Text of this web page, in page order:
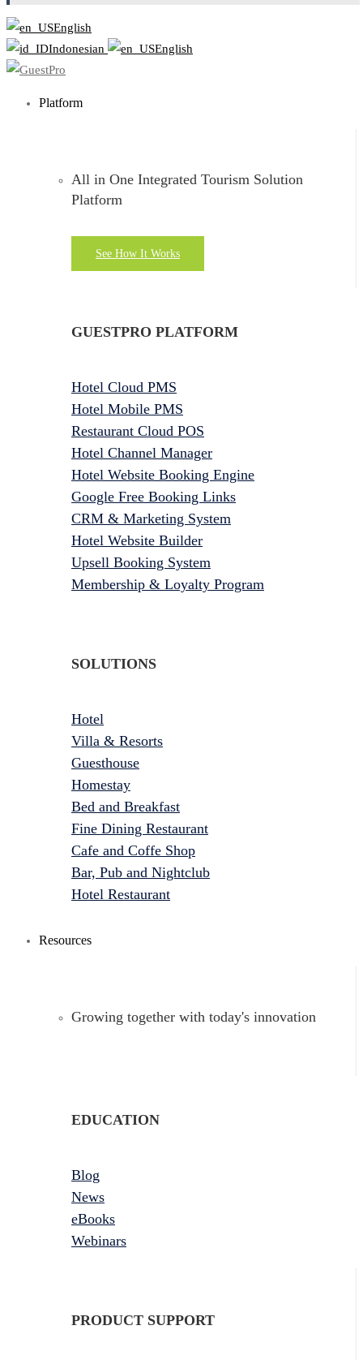
English
Indonesian
English
Platform
All in One Integrated Tourism Solution
Platform
See How It Works
GUESTPRO PLATFORM
Hotel Cloud PMS
Hotel Mobile PMS
Restaurant Cloud POS
Hotel Channel Manager
Hotel Website Booking Engine
Google Free Booking Links
CRM & Marketing System
Hotel Website Builder
Upsell Booking System
Membership & Loyalty Program
SOLUTIONS
Hotel
Villa & Resorts
Guesthouse
Homestay
Bed and Breakfast
Fine Dining Restaurant
Cafe and Coffe Shop
Bar, Pub and Nightclub
Hotel Restaurant
Resources
Growing together with today's innovation
EDUCATION
Blog
News
eBooks
Webinars
PRODUCT SUPPORT